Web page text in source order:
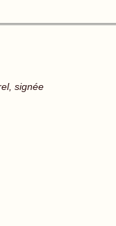
signée